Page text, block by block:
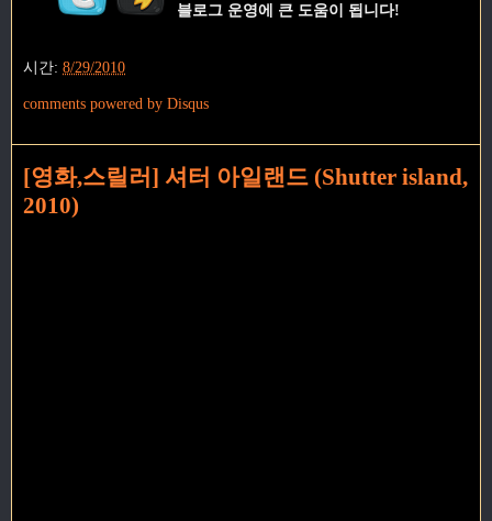
블로그 운영에 큰 도움이 됩니다!
시간: 8/29/2010
comments powered by Disqus
[영화,스릴러] 셔터 아일랜드 (Shutter island,
2010)